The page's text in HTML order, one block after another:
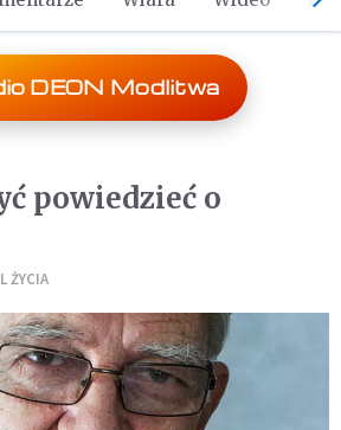
DEON Modlitwa
powiedzieć o
ŻYCIA